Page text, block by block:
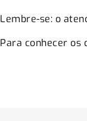
Lembre-se: o
Para conhecer os